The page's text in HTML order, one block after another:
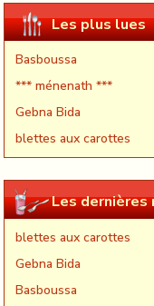
Les plus lues
Basboussa
*** ménenath ***
Gebna Bida
blettes aux carottes
Les
blettes aux carottes
Gebna Bida
Basboussa